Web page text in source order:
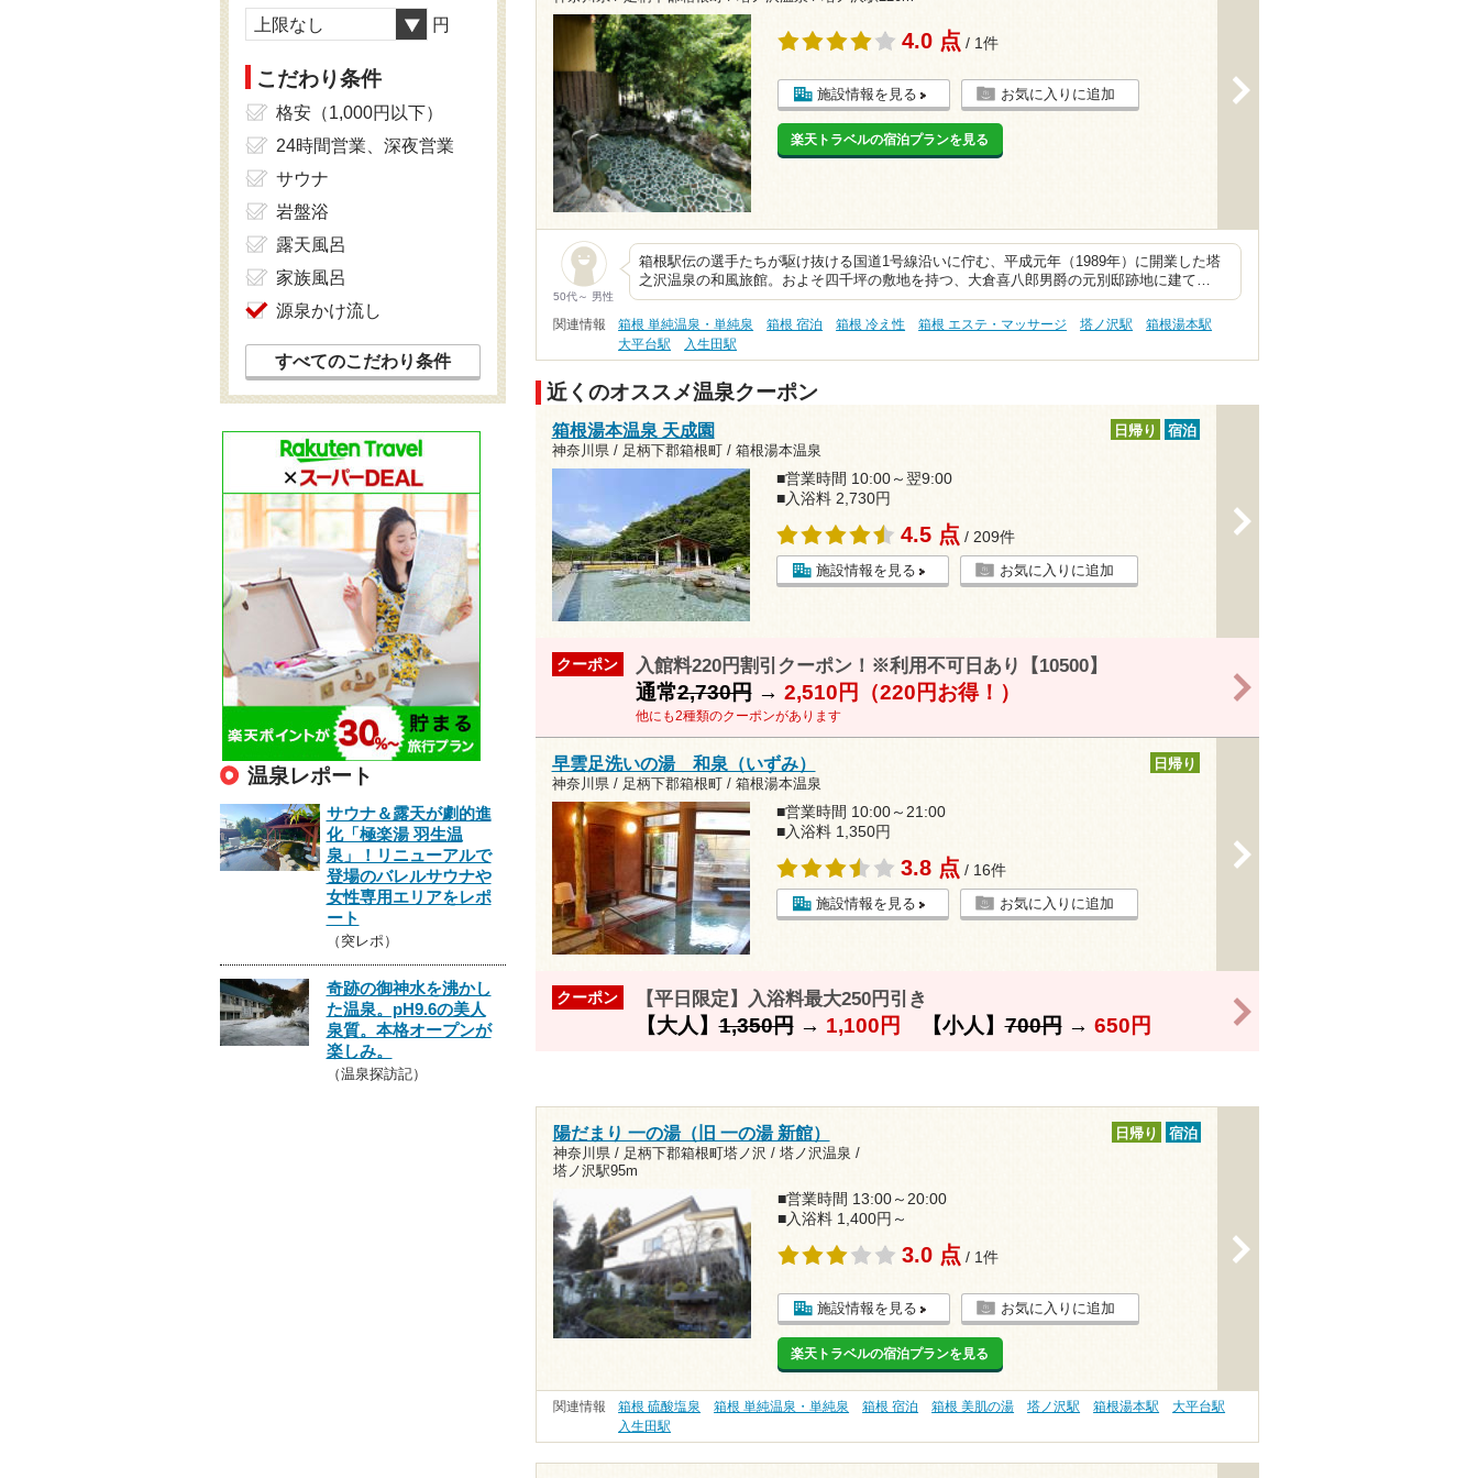
4.0 点 / 1件
施設情報を見る お気に入りに追加
楽天トラベルの宿泊プランを見る
50代～ 男性
箱根駅伝の選手たちが駆け抜ける国道1号線沿いに佇む、平成元年（1989年）に開業した塔
之沢温泉の和風旅館。およそ四千坪の敷地を持つ、大倉喜八郎男爵の元別邸跡地に建て…
関連情報 箱根 単純温泉・単純泉 箱根 宿泊 箱根 冷え性 箱根 エステ・マッサージ 塔ノ沢駅
箱根湯本駅
大平台駅
入生田駅
近くのオススメ温泉クーポン
箱根湯本温泉 天成園
神奈川県 / 足柄下郡箱根町 / 箱根湯本温泉
日帰り 宿泊
■営業時間 10:00～翌9:00
■入浴料 2,730円
4.5 点 / 209件
施設情報を見る お気に入りに追加
クーポン 入館料220円割引クーポン！※利用不可日あり【10500】
通常2,730円→ 2,510円（220円お得！）
他にも2種類のクーポンがあります
早雲足洗いの湯 和泉（いずみ）
神奈川県 / 足柄下郡箱根町 / 箱根湯本温泉
日帰り
■営業時間 10:00～21:00
■入浴料 1,350円
3.8 点 / 16件
施設情報を見る お気に入りに追加
クーポン 【平日限定】入浴料最大250円引き
【大人】1,350円→ 1,100円 【小人】700円→ 650円
陽だまり 一の湯（旧 一の湯 新館）
神奈川県 / 足柄下郡箱根町塔ノ沢 / 塔ノ沢温泉 /
塔ノ沢駅95m
日帰り 宿泊
■営業時間 13:00～20:00
■入浴料 1,400円～
3.0 点 / 1件
施設情報を見る お気に入りに追加
楽天トラベルの宿泊プランを見る
関連情報 箱根 硫酸塩泉 箱根 単純温泉・単純泉 箱根 宿泊 箱根 美肌の湯 塔ノ沢駅 箱根湯本駅
大平台駅
入生田駅
上限なし 円
こだわり条件
格安（1,000円以下）
24時間営業、深夜営業
サウナ
岩盤浴
露天風呂
家族風呂
源泉かけ流し
すべてのこだわり条件
温泉レポート
サウナ＆露天が劇的進
化「極楽湯 羽生温
泉」！リニューアルで
登場のバレルサウナや
女性専用エリアをレポ
ート
（突レポ）
奇跡の御神水を沸かし
た温泉。pH9.6の美人
泉質。本格オープンが
楽しみ。
（温泉探訪記）